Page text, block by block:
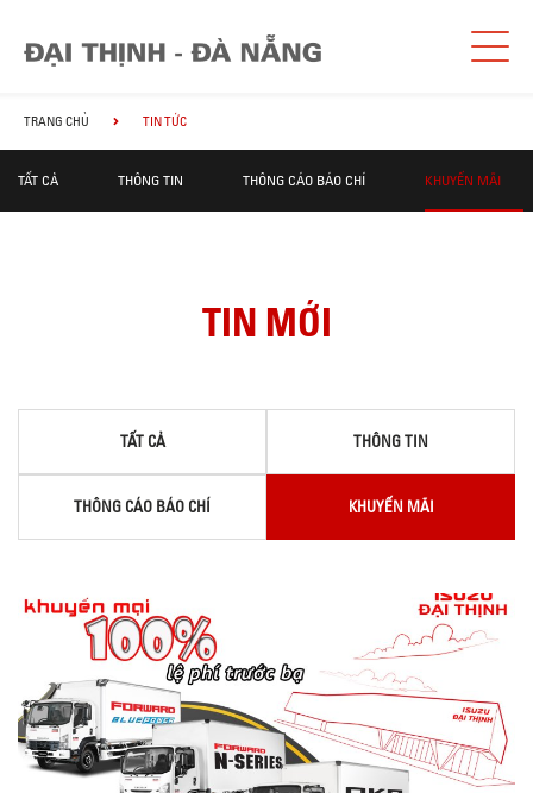
TRANG CHỦ TIN TỨC
TẤT CẢ THÔNG TIN THÔNG CÁO BÁO CHÍ KHUYẾN MÃI
TIN MỚI
TẤT CẢ THÔNG TIN
THÔNG CÁO BÁO CHÍ KHUYẾN MÃI